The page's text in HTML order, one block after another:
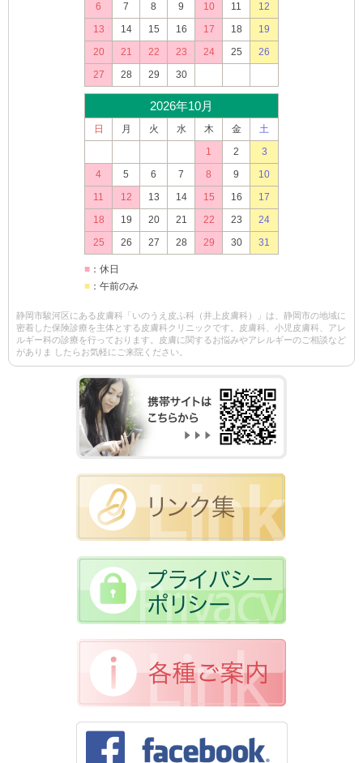
6
7 8 9 10 11
12
13
14 15 16 17 18
19
20
21 22 23 24 25
26
27
28 29 30
2026年10月
日 月 火 水 木 金
土
1
2
3
4
5 6 7 8 9
10
11
12 13 14 15 16
17
18
19 20 21 22 23
24
25
26 27 28 29 30 31
■ ：休日
■ ：午前のみ
静岡市駿河区にある皮膚科「いのうえ皮ふ科（井上皮膚科）」は、静岡市の地域に
密着した保険診療を主体とする皮膚科クリニックです。皮膚科、小児皮膚科、アレ
ルギー科の診療を行っております。皮膚に関するお悩みやアレルギーのご相談など
がありま したらお気軽にご来院ください。